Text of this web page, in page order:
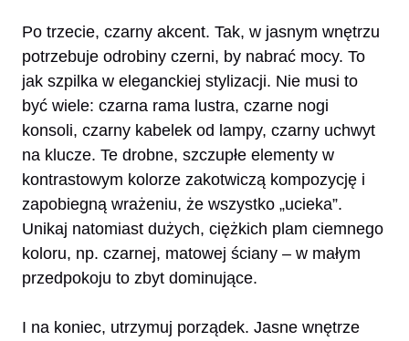
Po trzecie, czarny akcent. Tak, w jasnym wnętrzu
potrzebuje odrobiny czerni, by nabrać mocy. To
jak szpilka w eleganckiej stylizacji. Nie musi to
być wiele: czarna rama lustra, czarne nogi
konsoli, czarny kabelek od lampy, czarny uchwyt
na klucze. Te drobne, szczupłe elementy w
kontrastowym kolorze zakotwiczą kompozycję i
zapobiegną wrażeniu, że wszystko „ucieka”.
Unikaj natomiast dużych, ciężkich plam ciemnego
koloru, np. czarnej, matowej ściany – w małym
przedpokoju to zbyt dominujące.
I na koniec, utrzymuj porządek. Jasne wnętrze